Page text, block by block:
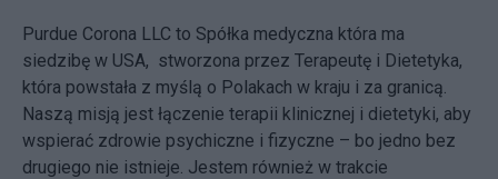
Purdue Corona LLC to Spółka medyczna która ma
siedzibę w USA, stworzona przez Terapeutę i Dietetyka,
która powstała z myślą o Polakach w kraju i za granicą.
Naszą misją jest łączenie terapii klinicznej i dietetyki, aby
wspierać zdrowie psychiczne i fizyczne – bo jedno bez
drugiego nie istnieje. Jestem również w trakcie